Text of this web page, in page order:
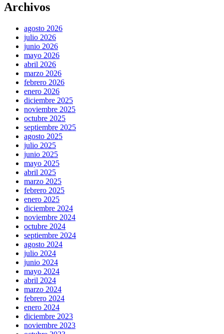
Archivos
agosto 2026
julio 2026
junio 2026
mayo 2026
abril 2026
marzo 2026
febrero 2026
enero 2026
diciembre 2025
noviembre 2025
octubre 2025
septiembre 2025
agosto 2025
julio 2025
junio 2025
mayo 2025
abril 2025
marzo 2025
febrero 2025
enero 2025
diciembre 2024
noviembre 2024
octubre 2024
septiembre 2024
agosto 2024
julio 2024
junio 2024
mayo 2024
abril 2024
marzo 2024
febrero 2024
enero 2024
diciembre 2023
noviembre 2023